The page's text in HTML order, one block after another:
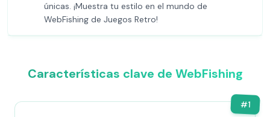
únicas. ¡Muestra tu estilo en el mundo de
WebFishing de Juegos Retro!
Características clave de WebFishing
#1